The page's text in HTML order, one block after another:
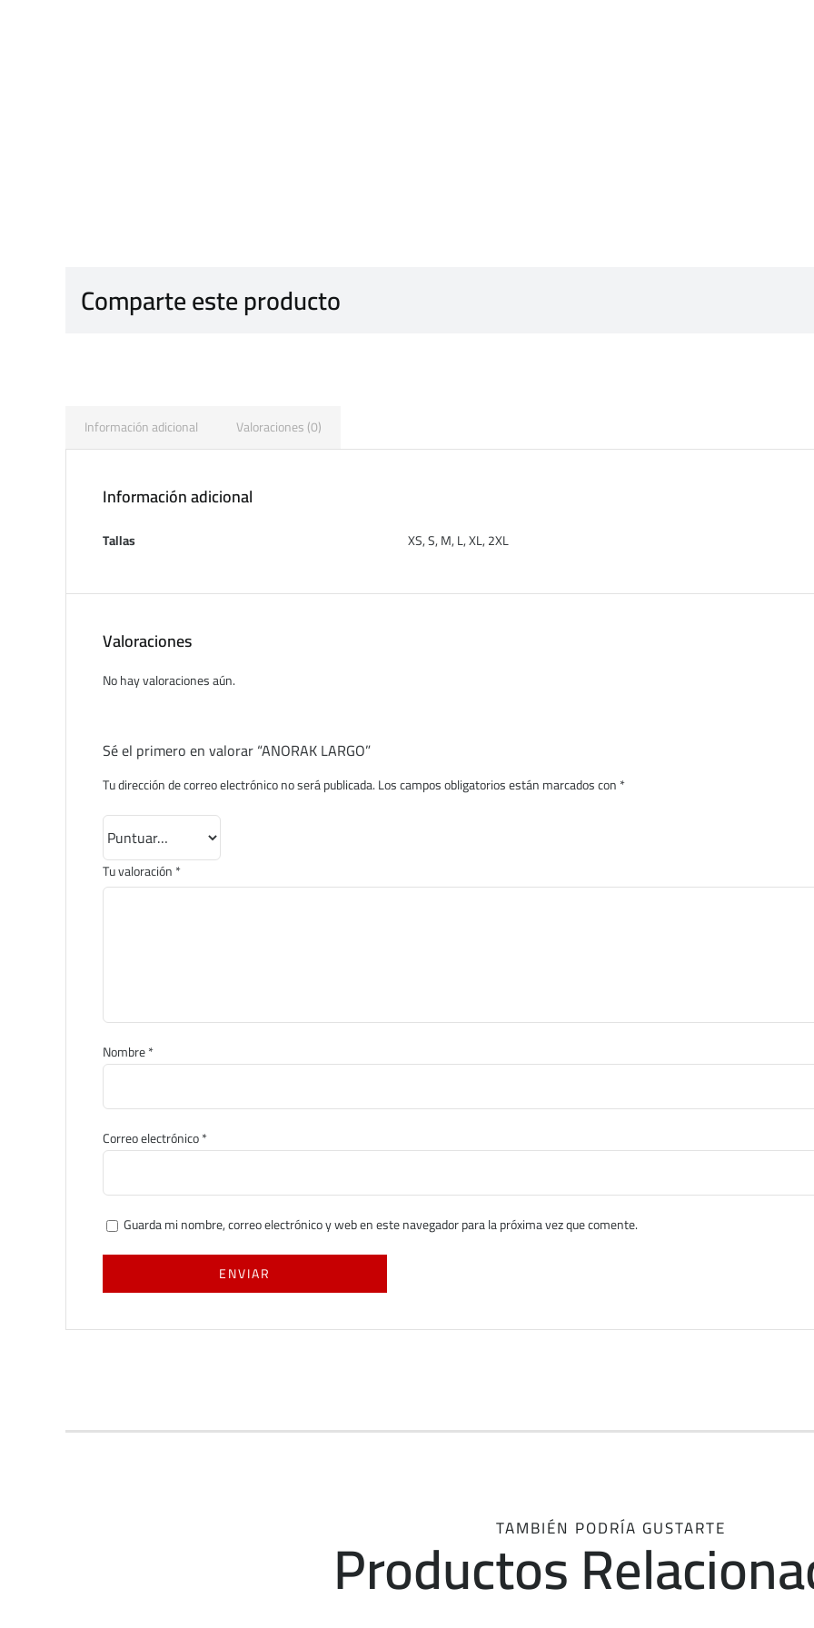
Comparte este producto
Información adicional Valoraciones (0)
Información adicional
Tallas XS, S, M, L, XL, 2XL
Valoraciones
No hay valoraciones aún.
Sé el primero en valorar “ANORAK LARGO”
Tu dirección de correo electrónico no será publicada.Los campos obligatorios están marcados con*
Tu valoración*
Nombre*
Correo electrónico*
Guarda mi nombre, correo electrónico y web en este navegador para la próxima vez que comente.
TAMBIÉN PODRÍA GUSTARTE
Productos